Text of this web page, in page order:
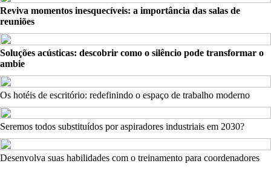
Reviva momentos inesquecíveis: a importância das salas de
reuniões
Soluções acústicas: descobrir como o silêncio pode transformar o
ambie
Os hotéis de escritório: redefinindo o espaço de trabalho moderno
Seremos todos substituídos por aspiradores industriais em 2030?
Desenvolva suas habilidades com o treinamento para coordenadores